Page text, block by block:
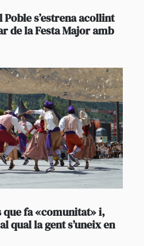
s’estrena acollint
de la Festa Major amb
que fa «comunitat» i,
qual la gent s’uneix en